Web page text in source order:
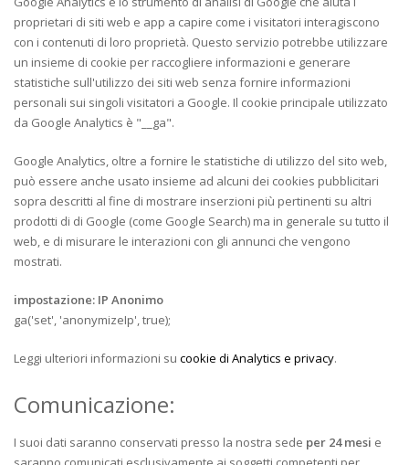
proprietari di siti web e app a capire come i visitatori interagiscono
con i contenuti di loro proprietà. Questo servizio potrebbe utilizzare
un insieme di cookie per raccogliere informazioni e generare
statistiche sull'utilizzo dei siti web senza fornire informazioni
personali sui singoli visitatori a Google. Il cookie principale utilizzato
da Google Analytics è "__ga".
Google Analytics, oltre a fornire le statistiche di utilizzo del sito web,
può essere anche usato insieme ad alcuni dei cookies pubblicitari
sopra descritti al fine di mostrare inserzioni più pertinenti su altri
prodotti di di Google (come Google Search) ma in generale su tutto il
web, e di misurare le interazioni con gli annunci che vengono
mostrati.
impostazione: IP Anonimo
ga('set', 'anonymizeIp', true);
Leggi ulteriori informazioni su cookie di Analytics e privacy.
Comunicazione:
I suoi dati saranno conservati presso la nostra sede per 24 mesi e